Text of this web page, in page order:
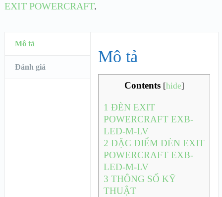
EXIT POWERCRAFT.
Mô tả
Đánh giá
Mô tả
Contents [hide]
1 ĐÈN EXIT
POWERCRAFT EXB-
LED-M-LV
2 ĐẶC ĐIỂM ĐÈN EXIT
POWERCRAFT EXB-
LED-M-LV
3 THÔNG SỐ KỸ
THUẬT